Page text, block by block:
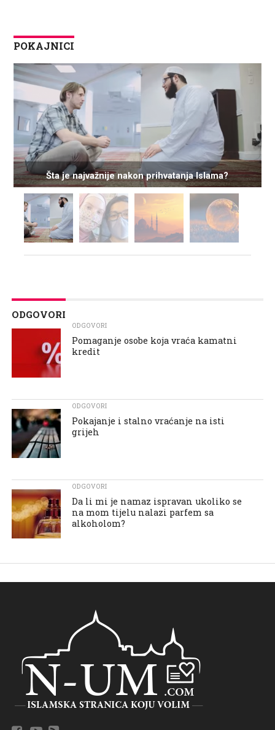
POKAJNICI
Šta je najvažnije nakon prihvatanja Islama?
ODGOVORI
ODGOVORI
Pomaganje osobe koja vraća kamatni
kredit
ODGOVORI
Pokajanje i stalno vraćanje na isti
grijeh
ODGOVORI
Da li mi je namaz ispravan ukoliko se
na mom tijelu nalazi parfem sa
alkoholom?